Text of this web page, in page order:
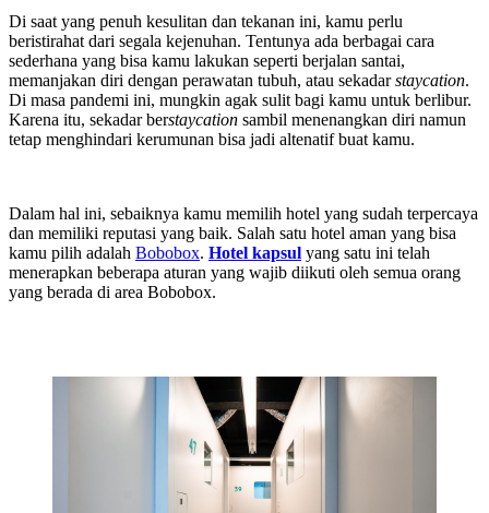
Di saat yang penuh kesulitan dan tekanan ini, kamu perlu
beristirahat dari segala kejenuhan. Tentunya ada berbagai cara
sederhana yang bisa kamu lakukan seperti berjalan santai,
memanjakan diri dengan perawatan tubuh, atau sekadarstaycation.
Di masa pandemi ini, mungkin agak sulit bagi kamu untuk berlibur.
Karena itu, sekadar berstaycation sambil menenangkan diri namun
tetap menghindari kerumunan bisa jadi altenatif buat kamu.
Dalam hal ini, sebaiknya kamu memilih hotel yang sudah terpercaya
dan memiliki reputasi yang baik. Salah satu hotel aman yang bisa
kamu pilih adalah Bobobox. Hotel kapsul yang satu ini telah
menerapkan beberapa aturan yang wajib diikuti oleh semua orang
yang berada di area Bobobox.